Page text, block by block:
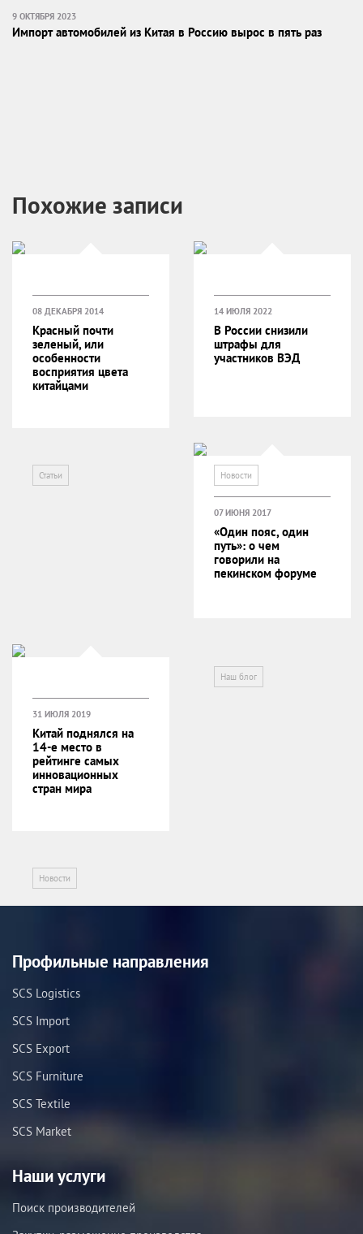
9 ОКТЯБРЯ 2023
Импорт автомобилей из Китая в Россию вырос в пять раз
Похожие записи
Статьи
08 ДЕКАБРЯ 2014
Красный почти
зеленый, или
особенности
восприятия цвета
китайцами
Новости
14 ИЮЛЯ 2022
В России снизили
штрафы для
участников ВЭД
Наш блог
07 ИЮНЯ 2017
«Один пояс, один
путь»: о чем
говорили на
пекинском форуме
Новости
31 ИЮЛЯ 2019
Китай поднялся на
14-е место в
рейтинге самых
инновационных
стран мира
Профильные направления
SCS Logistics
SCS Import
SCS Export
SCS Furniture
SCS Textile
SCS Market
Наши услуги
Поиск производителей